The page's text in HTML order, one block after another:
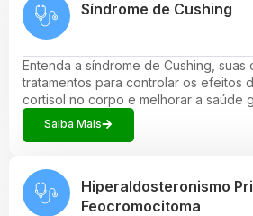
Síndrome de Cushing
Entenda a síndrome de Cushing, suas
tratamentos para controlar os efeitos
cortisol no corpo e melhorar a saúde
Saiba Mais
Hiperaldosteronismo
Feocromocitoma